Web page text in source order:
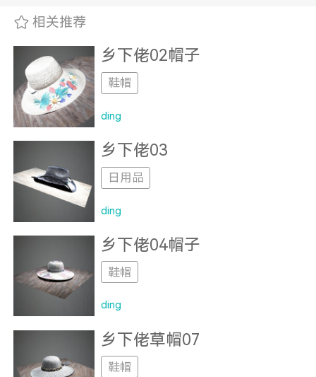
相关推荐
乡下佬02帽子
鞋帽
ding
乡下佬03
日用品
ding
乡下佬04帽子
鞋帽
ding
乡下佬草帽07
鞋帽